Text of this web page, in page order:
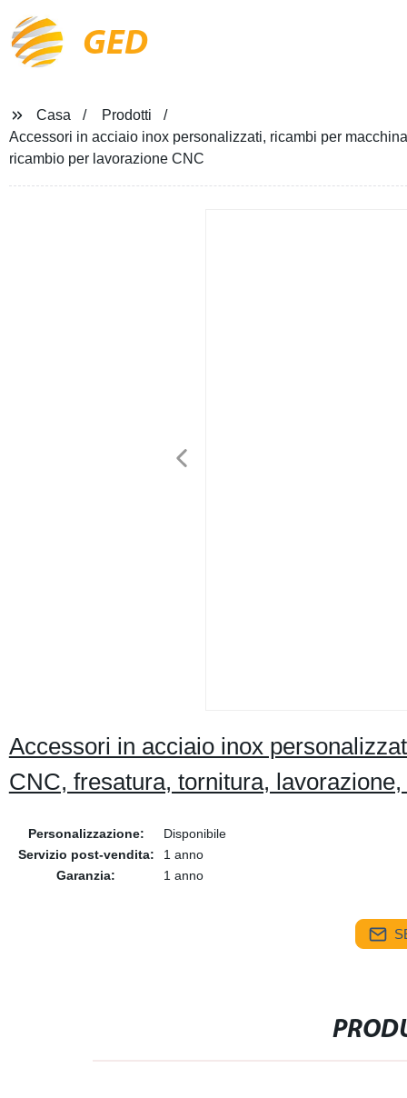
GED
Casa
Prodotti
Accessori in acciaio inox personalizzati, ricambi per
ricambio per lavorazione CNC
Accessori in acciaio inox
CNC, fresatura, tornitura,
Personalizzazione:
Disponibile
Servizio post-vendita:
1 anno
Garanzia:
1 anno